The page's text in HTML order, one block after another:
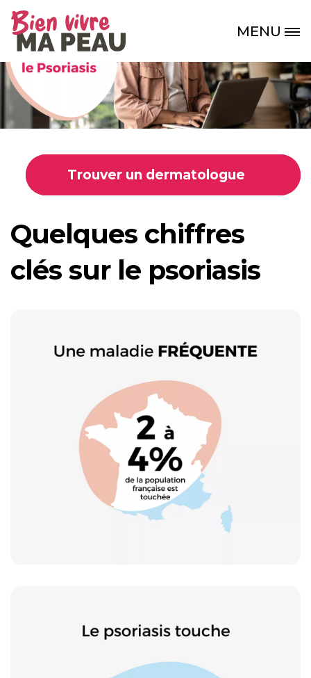
Site Logo MENU
Trouver un dermatologue
Quelques chiffres
clés sur le psoriasis